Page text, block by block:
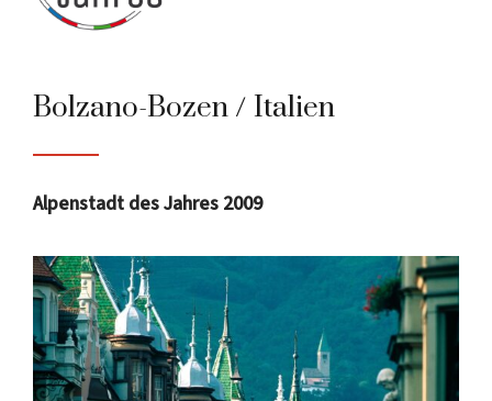
Bolzano-Bozen / Italien
Alpenstadt des Jahres 2009